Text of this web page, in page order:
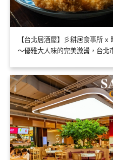
【台北居酒屋】彡耕居食事所 x
～優雅大人味的完美激盪，台北